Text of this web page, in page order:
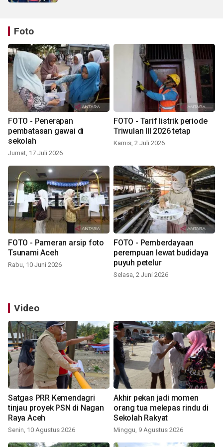
Foto
FOTO - Penerapan
pembatasan gawai di
sekolah
Jumat, 17 Juli 2026
FOTO - Tarif listrik periode
Triwulan III 2026 tetap
Kamis, 2 Juli 2026
FOTO - Pameran arsip foto
Tsunami Aceh
Rabu, 10 Juni 2026
FOTO - Pemberdayaan
perempuan lewat budidaya
puyuh petelur
Selasa, 2 Juni 2026
Video
Satgas PRR Kemendagri
tinjau proyek PSN di Nagan
Raya Aceh
Senin, 10 Agustus 2026
Akhir pekan jadi momen
orang tua melepas rindu di
Sekolah Rakyat
Minggu, 9 Agustus 2026